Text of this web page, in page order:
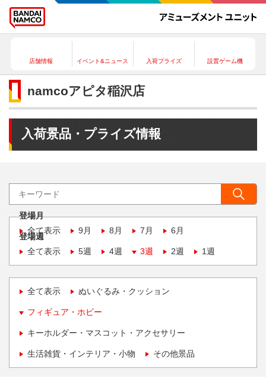
店舗情報 イベント&ニュース 入荷プライズ 設置ゲーム機
namcoアピタ稲沢店
入荷景品・プライズ情報
登場月
全て表示
9月 8月 7月 6月
登場週
全て表示
5週 4週 3週 2週 1週
全て表示 ぬいぐるみ・クッション
フィギュア・ホビー
キーホルダー・マスコット・アクセサリー
生活雑貨・インテリア・小物 その他景品